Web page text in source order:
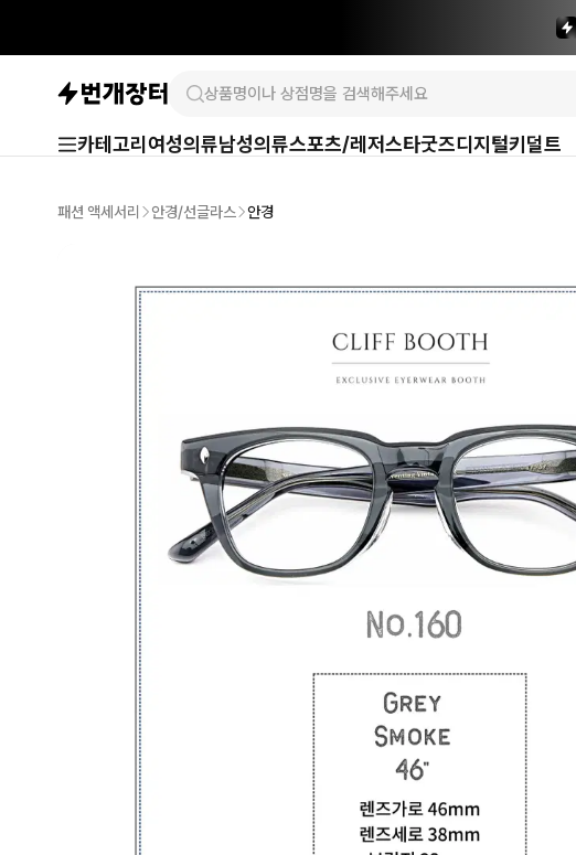
카테고리 여성의류남성의류스포츠/레저스타굿즈디지털키덜트
패션 액세서리 안경/선글라스 안경